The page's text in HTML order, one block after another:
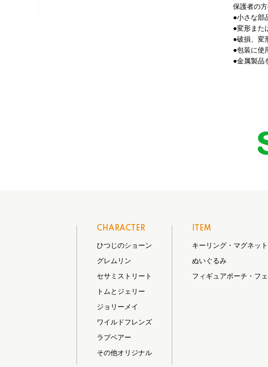
保護者の
●小さな部
●変形また
●破損、変
●包装に使
●金属製品
CHARACTER
ひつじのショーン
グレムリン
セサミストリート
トムとジェリー
ジョリーメイ
ワイルドフレンズ
ラブベアー
その他オリジナル
ITEM
キーリング・マグネット
ぬいぐるみ
フィギュアポーチ・フ